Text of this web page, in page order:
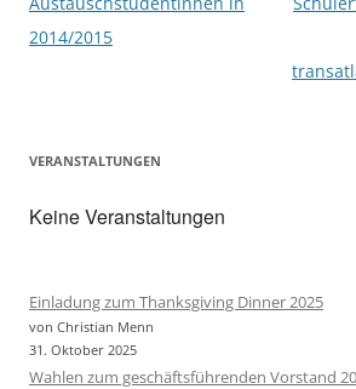
2014/2015
VERANSTALTUNGEN
Keine Veranstaltungen
Einladung zum Thanksgiving Dinner 2025
von Christian Menn
31. Oktober 2025
Wahlen zum geschäftsführenden Vorstand